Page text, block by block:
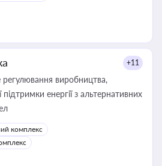
+11
регулювання виробництва,
енергії з альтернативних
комплекс